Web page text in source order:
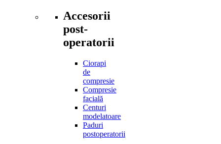
Accesorii
post-
operatorii
Ciorapi
de
compresie
Compresie
facială
Centuri
modelatoare
Paduri
postoperatorii